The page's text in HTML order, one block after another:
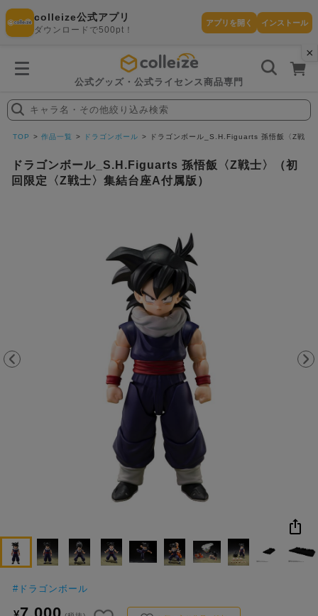
×
colleize公式アプリ
ダウンロードで500pt！
アプリを開く インストール
公式グッズ・公式ライセンス商品専門
探
す
キャラ名・その他絞り込み検索
TOP 作品一覧 ドラゴンボール ドラゴンボール_S.H.Figuarts 孫悟飯〈Z戦士
ドラゴンボール_S.H.Figuarts 孫悟飯〈Z戦士〉（初
回限定〈Z戦士〉集結台座A付属版）
# ドラゴンボール